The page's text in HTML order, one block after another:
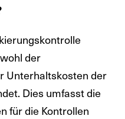
der
Unterhaltskosten der
Dies umfasst die
für die Kontrollen